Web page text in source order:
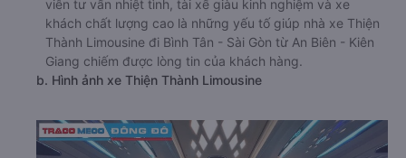
viên tư vấn nhiệt tình, tài xế giàu kinh nghiệm và xe
khách chất lượng cao là những yếu tố giúp nhà xe Thiện
Thành Limousine đi Bình Tân - Sài Gòn từ An Biên - Kiên
Giang chiếm được lòng tin của khách hàng.
b. Hình ảnh xe Thiện Thành Limousine